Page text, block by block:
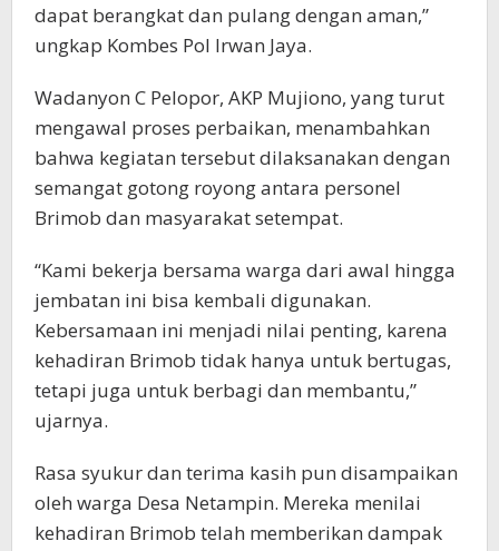
dapat berangkat dan pulang dengan aman,”
ungkap Kombes Pol Irwan Jaya.
Wadanyon C Pelopor, AKP Mujiono, yang turut
mengawal proses perbaikan, menambahkan
bahwa kegiatan tersebut dilaksanakan dengan
semangat gotong royong antara personel
Brimob dan masyarakat setempat.
“Kami bekerja bersama warga dari awal hingga
jembatan ini bisa kembali digunakan.
Kebersamaan ini menjadi nilai penting, karena
kehadiran Brimob tidak hanya untuk bertugas,
tetapi juga untuk berbagi dan membantu,”
ujarnya.
Rasa syukur dan terima kasih pun disampaikan
oleh warga Desa Netampin. Mereka menilai
kehadiran Brimob telah memberikan dampak